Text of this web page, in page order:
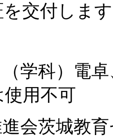
交付しま
学科）電
用不可
会茨城教